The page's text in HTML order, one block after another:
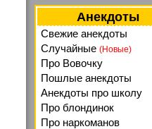
Анекдоты
Свежие анекдоты
Случайные (Новые)
Про Вовочку
Пошлые анекдоты
Анекдоты про школу
Про блондинок
Про наркоманов